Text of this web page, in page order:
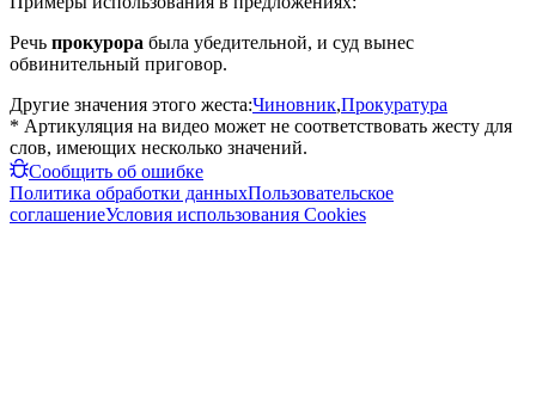
Речь прокурора была убедительной, и суд вынес
обвинительный приговор.
Другие значения этого жеста:Чиновник,Прокуратура
* Артикуляция на видео может не соответствовать жесту для
слов, имеющих несколько значений.
Сообщить об ошибке
Политика обработки данныхПользовательское
соглашениеУсловия использования Cookies